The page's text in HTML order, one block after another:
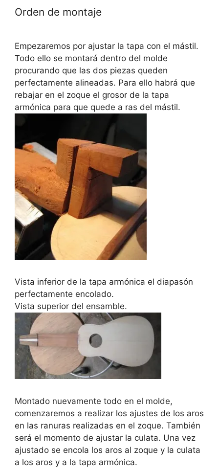
Orden de montaje
Empezaremos por ajustar la tapa con el mástil.
Todo ello se montará dentro del molde
procurando que las dos piezas queden
perfectamente alineadas. Para ello habrá que
rebajar en el zoque el grosor de la tapa
armónica para que quede a ras del mástil.
Vista inferior de la tapa armónica el diapasón
perfectamente encolado.
Vista superior del ensamble.
Montado nuevamente todo en el molde,
comenzaremos a realizar los ajustes de los aros
en las ranuras realizadas en el zoque. También
será el momento de ajustar la culata. Una vez
ajustado se encola los aros al zoque y la culata
a los aros y a la tapa armónica.